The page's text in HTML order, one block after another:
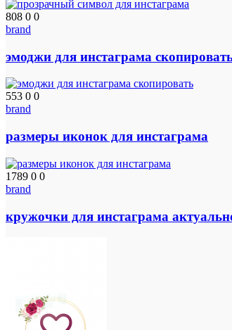
808 0 0
brand
эмоджи для инстаграма
553 0 0
brand
размеры иконок для инстаграма
1789 0 0
brand
кружочки для инстаграма